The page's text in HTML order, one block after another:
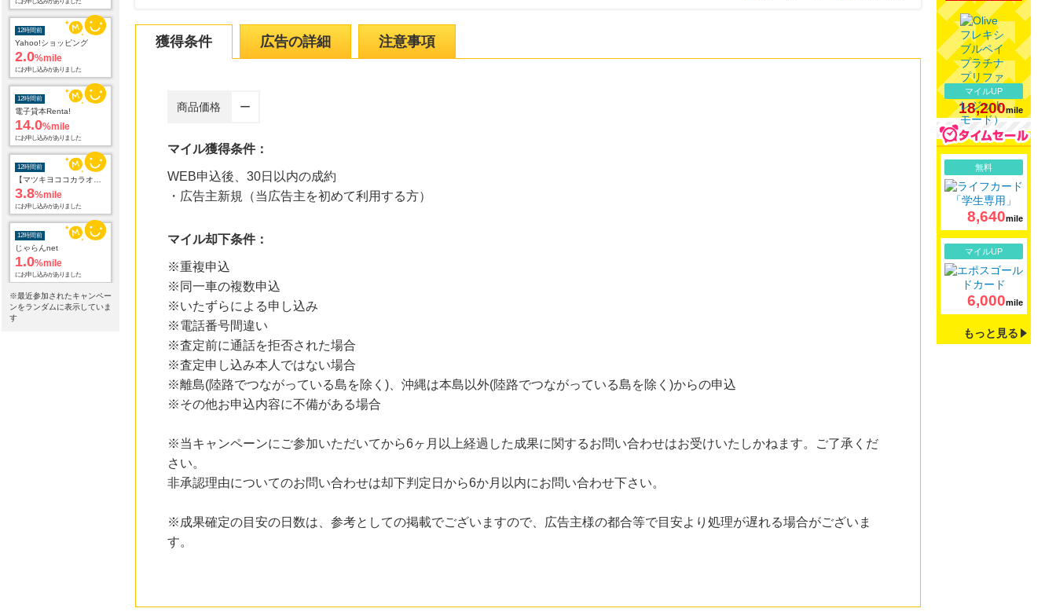
12時間前
Yahoo!ショッピング
2.0%mile
にお申し込みがありました
12時間前
電子貸本Renta!
14.0%mile
にお申し込みがありました
12時間前
【マツキヨココカラオンラインストア】マツモトキヨシ・ココカラファイン公式通販サイト
3.8%mile
にお申し込みがありました
12時間前
じゃらんnet
1.0%mile
にお申し込みがありました
12時間前
アニメイトオンラインショップ
2.0
※最近参加されたキャンペー
ンをランダムに表示していま
す
獲得条件 広告の詳細 注意事項
商品価格 ー
マイル獲得条件：
WEB申込後、30日以内の成約
・広告主新規（当広告主を初めて利用する方）
マイル却下条件：
※重複申込
※同一車の複数申込
※いたずらによる申し込み
※電話番号間違い
※査定前に通話を拒否された場合
※査定申し込み本人ではない場合
※離島(陸路でつながっている島を除く)、沖縄は本島以外(陸路でつながっている島を除く)からの申込
※その他お申込内容に不備がある場合
※当キャンペーンにご参加いただいてから6ヶ月以上経過した成果に関するお問い合わせはお受けいたしかねます。ご了承くだ
さい。
非承認理由についてのお問い合わせは却下判定日から6か月以内にお問い合わせ下さい。
※成果確定の目安の日数は、参考としての掲載でございますので、広告主様の都合等で目安より処理が遅れる場合がございま
す。
マイルUP
18,200mile
無料
8,640mile
マイルUP
6,000mile
もっと見る